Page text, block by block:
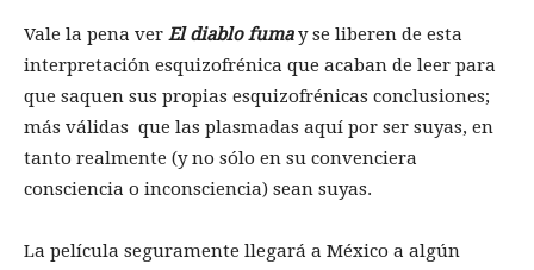
Vale la pena ver El diablo fumay se liberen de esta
interpretación esquizofrénica que acaban de leer para
que saquen sus propias esquizofrénicas conclusiones;
más válidas que las plasmadas aquí por ser suyas, en
tanto realmente (y no sólo en su convenciera
consciencia o inconsciencia) sean suyas.
La película seguramente llegará a México a algún